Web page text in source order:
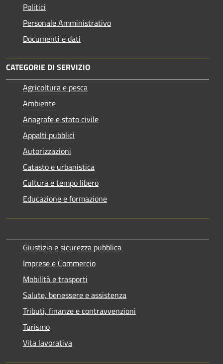
Politici
Personale Amministrativo
Documenti e dati
CATEGORIE DI SERVIZIO
Agricoltura e pesca
Ambiente
Anagrafe e stato civile
Appalti pubblici
Autorizzazioni
Catasto e urbanistica
Cultura e tempo libero
Educazione e formazione
Giustizia e sicurezza pubblica
Imprese e Commercio
Mobilità e trasporti
Salute, benessere e assistenza
Tributi, finanze e contravvenzioni
Turismo
Vita lavorativa